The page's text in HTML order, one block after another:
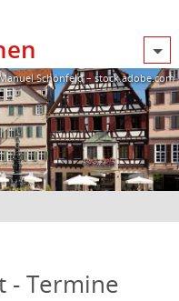
Schönfeld – stock.adobe.com
- Termine